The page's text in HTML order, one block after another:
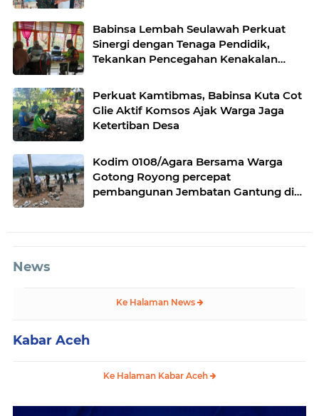
Babinsa Lembah Seulawah Perkuat
Sinergi dengan Tenaga Pendidik,
Tekankan Pencegahan Kenakalan
Perkuat Kamtibmas, Babinsa Kuta Cot
Glie Aktif Komsos Ajak Warga Jaga
Ketertiban Desa
Kodim 0108/Agara Bersama Warga
Gotong Royong percepat
pembangunan Jembatan Gantung di
News
Ke Halaman News
Kabar Aceh
Ke Halaman Kabar Aceh